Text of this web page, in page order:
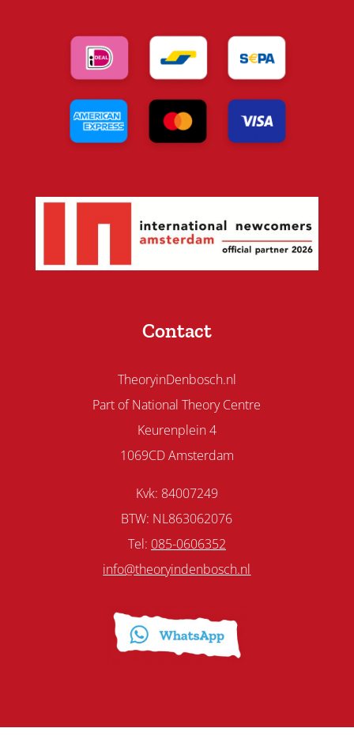
Contact
TheoryinDenbosch.nl
Part of National Theory Centre
Keurenplein 4
1069CD Amsterdam
Kvk: 84007249
BTW: NL863062076
Tel: 085-0606352
info@theoryindenbosch.nl